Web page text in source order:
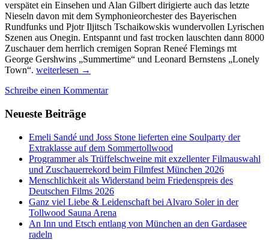
verspätet ein Einsehen und Alan Gilbert dirigierte auch das letzte
Nieseln davon mit dem Symphonieorchester des Bayerischen
Rundfunks und Pjotr Iljitsch Tschaikowskis wundervollen Lyrischen
Szenen aus Onegin. Entspannt und fast trocken lauschten dann 8000
Zuschauer dem herrlich cremigen Sopran Reneé Flemings mt
George Gershwins „Summertime“ und Leonard Bernstens „Lonely
Town“. Wetter-
und
Klassik
Odeonsplatz
weiterlesen →
Schreibe einen Kommentar
Neueste Beiträge
Emeli Sandé und Joss Stone lieferten eine Soulparty der
Extraklasse auf dem Sommertollwood
Programmer als Trüffelschweine mit exzellenter Filmauswahl
und Zuschauerrekord beim Filmfest München 2026
Menschlichkeit als Widerstand beim Friedenspreis des
Deutschen Films 2026
Ganz viel Liebe & Leidenschaft bei Alvaro Soler in der
Tollwood Sauna Arena
An Inn und Etsch entlang von München an den Gardasee
radeln